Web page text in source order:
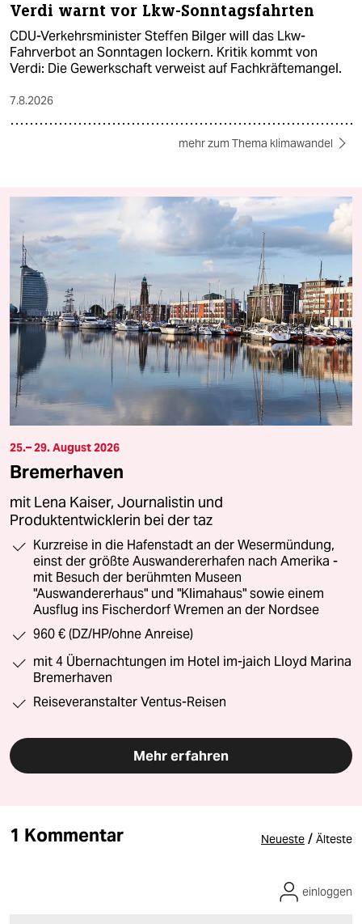
Verdi warnt vor Lkw-Sonntagsfahrten
CDU-Verkehrsminister Steffen Bilger will das Lkw-
Fahrverbot an Sonntagen lockern. Kritik kommt von
Verdi: Die Gewerkschaft verweist auf Fachkräftemangel.
7.8.2026
mehr zum Thema klimawandel
25.– 29. August 2026
Bremerhaven
mit Lena Kaiser, Journalistin und
Produktentwicklerin bei der taz
Kurzreise in die Hafenstadt an der Wesermündung,
einst der größte Auswandererhafen nach Amerika -
mit Besuch der berühmten Museen
"Auswandererhaus" und "Klimahaus" sowie einem
Ausflug ins Fischerdorf Wremen an der Nordsee
960 € (DZ/HP/ohne Anreise)
mit 4 Übernachtungen im Hotel im-jaich Lloyd Marina
Bremerhaven
Reiseveranstalter Ventus-Reisen
Mehr erfahren
1 Kommentar Neueste / Älteste
einloggen